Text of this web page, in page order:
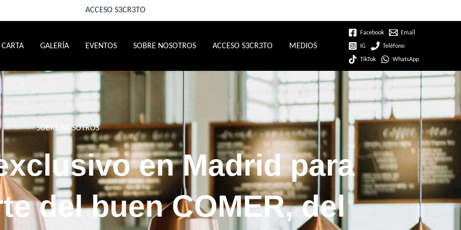
ACCESO S3CR3TO
CARTA GALERÍA EVENTOS SOBRE NOSOTROS ACCESO S3CR3TO MEDIOS
Facebook Email
IG Teléfono
TikTok WhatsApp
SOBRE NOSOTROS
en Madrid para
del buen COMER, del